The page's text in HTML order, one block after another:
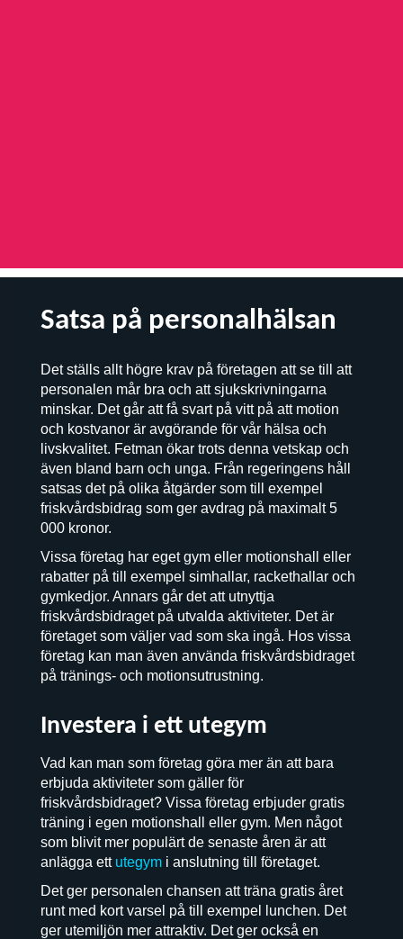
Satsa på personalhälsan
Det ställs allt högre krav på företagen att se till att
personalen mår bra och att sjukskrivningarna
minskar. Det går att få svart på vitt på att motion
och kostvanor är avgörande för vår hälsa och
livskvalitet. Fetman ökar trots denna vetskap och
även bland barn och unga. Från regeringens håll
satsas det på olika åtgärder som till exempel
friskvårdsbidrag som ger avdrag på maximalt 5
000 kronor.
Vissa företag har eget gym eller motionshall eller
rabatter på till exempel simhallar, rackethallar och
gymkedjor. Annars går det att utnyttja
friskvårdsbidraget på utvalda aktiviteter. Det är
företaget som väljer vad som ska ingå. Hos vissa
företag kan man även använda friskvårdsbidraget
på tränings- och motionsutrustning.
Investera i ett utegym
Vad kan man som företag göra mer än att bara
erbjuda aktiviteter som gäller för
friskvårdsbidraget? Vissa företag erbjuder gratis
träning i egen motionshall eller gym. Men något
som blivit mer populärt de senaste åren är att
anlägga ett utegymi anslutning till företaget.
Det ger personalen chansen att träna gratis året
runt med kort varsel på till exempel lunchen. Det
ger utemiljön mer attraktiv. Det ger också en